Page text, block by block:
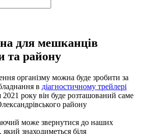
для мешканців
та району
організму можна буде зробити за
в діагностичному трейлері
року він буде розташований саме
району
може звернутися до наших
який знаходиметься біля